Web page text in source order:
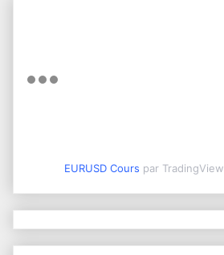
EURUSD Cours par TradingView